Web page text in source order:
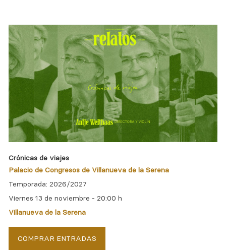
Crónicas de viajes
Palacio de Congresos de Villanueva de la Serena
Temporada: 2026/2027
Viernes 13 de noviembre -20:00 h
Villanueva de la Serena
COMPRAR ENTRADAS